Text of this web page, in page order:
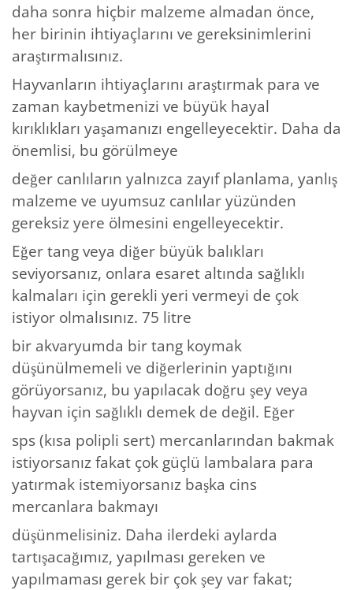
daha sonra hiçbir malzeme almadan önce,
her birinin ihtiyaçlarını ve gereksinimlerini
araştırmalısınız.
Hayvanların ihtiyaçlarını araştırmak para ve
zaman kaybetmenizi ve büyük hayal
kırıklıkları yaşamanızı engelleyecektir. Daha da
önemlisi, bu görülmeye
değer canlıların yalnızca zayıf planlama, yanlış
malzeme ve uyumsuz canlılar yüzünden
gereksiz yere ölmesini engelleyecektir.
Eğer tang veya diğer büyük balıkları
seviyorsanız, onlara esaret altında sağlıklı
kalmaları için gerekli yeri vermeyi de çok
istiyor olmalısınız. 75 litre
bir akvaryumda bir tang koymak
düşünülmemeli ve diğerlerinin yaptığını
görüyorsanız, bu yapılacak doğru şey veya
hayvan için sağlıklı demek de değil. Eğer
sps (kısa polipli sert) mercanlarından bakmak
istiyorsanız fakat çok güçlü lambalara para
yatırmak istemiyorsanız başka cins
mercanlara bakmayı
düşünmelisiniz. Daha ilerdeki aylarda
tartışacağımız, yapılması gereken ve
yapılmaması gerek bir çok şey var fakat;